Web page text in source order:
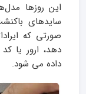
این روزها
سایدهای
صورتی که
دهد، ارور یا
داده می شود.